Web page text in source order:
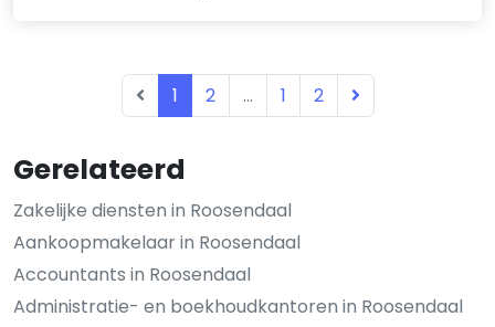
Gerelateerd
Zakelijke diensten in Roosendaal
Aankoopmakelaar in Roosendaal
Accountants in Roosendaal
Administratie- en boekhoudkantoren in Roosendaal
1 2 ... 1 2